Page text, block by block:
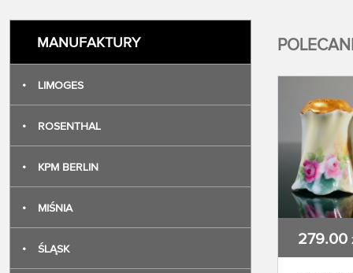
MANUFAKTURY
• LIMOGES
• ROSENTHAL
• KPM BERLIN
• MIŚNIA
• ŚLĄSK
279.00